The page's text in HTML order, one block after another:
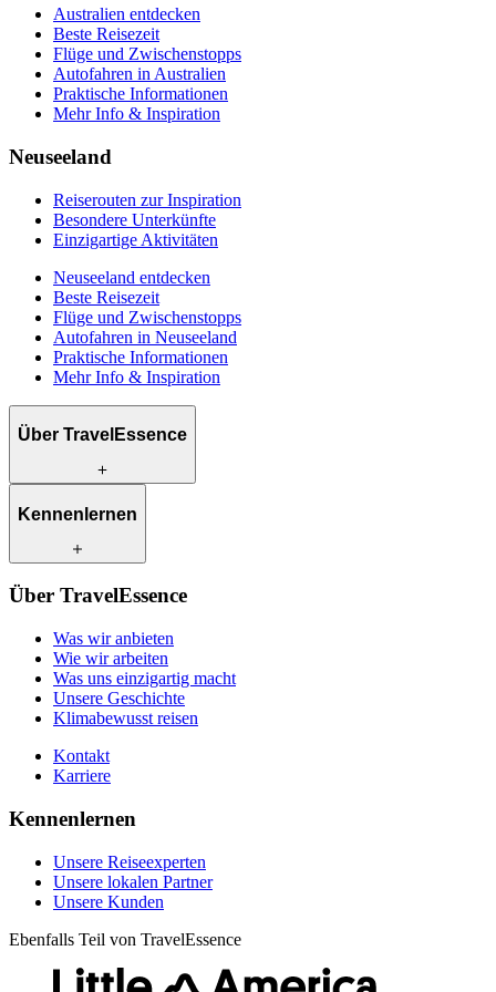
Australien entdecken
Beste Reisezeit
Flüge und Zwischenstopps
Autofahren in Australien
Praktische Informationen
Mehr Info & Inspiration
Neuseeland
Reiserouten zur Inspiration
Besondere Unterkünfte
Einzigartige Aktivitäten
Neuseeland entdecken
Beste Reisezeit
Flüge und Zwischenstopps
Autofahren in Neuseeland
Praktische Informationen
Mehr Info & Inspiration
Über TravelEssence
Was wir anbieten
Was uns einzigartig macht
Klimabewusst reisen
Kontakt
Karriere
Kennenlernen
Unsere Reiseexperten
Unsere Kunden
Über TravelEssence
Was wir anbieten
Wie wir arbeiten
Was uns einzigartig macht
Unsere Geschichte
Klimabewusst reisen
Kontakt
Karriere
Kennenlernen
Unsere Reiseexperten
Unsere lokalen Partner
Unsere Kunden
Ebenfalls Teil von TravelEssence